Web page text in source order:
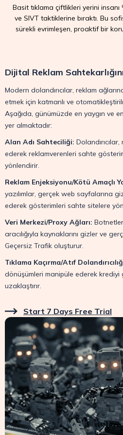
Basit tıklama çiftlikleri yerini
ve SIVT taktiklerine bıraktı. Bu
sürekli evrimleşen, proaktif bir
Dijital Reklam
Modern dolandırıcılar, reklam
etmek için katmanlı ve
Aşağıda, günümüzde en yaygın ve
yer almaktadır:
Alan Adı Sahteciliği:
ederek reklamverenleri sahte
yönlendirir.
Reklam Enjeksiyonu/Kötü Amaçlı
yazılımlar, gerçek web sayfalarına
ederek gösterimleri sahte sitelere
Veri Merkezi/Proxy Ağları:
aracılığıyla kaynaklarını gizler ve
Geçersiz Trafik oluşturur.
Tıklama Kaçırma/Atıf
dönüşümleri manipüle ederek
uzaklaştırır.
Start 7 Days Free Trial